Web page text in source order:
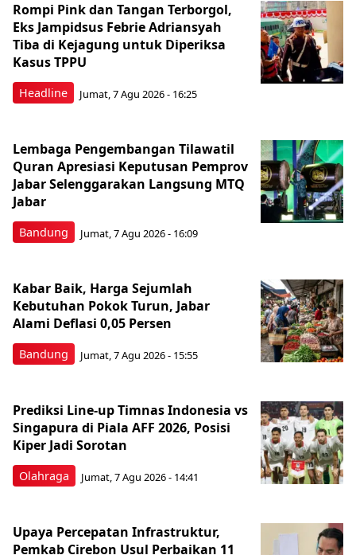
Headline
Rompi Pink dan Tangan Terborgol,
Eks Jampidsus Febrie Adriansyah
Tiba di Kejagung untuk Diperiksa
Kasus TPPU
Jumat, 7 Agu 2026 - 16:25
Bandung
Lembaga Pengembangan Tilawatil
Quran Apresiasi Keputusan Pemprov
Jabar Selenggarakan Langsung MTQ
Jabar
Jumat, 7 Agu 2026 - 16:09
Bandung
Kabar Baik, Harga Sejumlah
Kebutuhan Pokok Turun, Jabar
Alami Deflasi 0,05 Persen
Jumat, 7 Agu 2026 - 15:55
Olahraga
Prediksi Line-up Timnas Indonesia vs
Singapura di Piala AFF 2026, Posisi
Kiper Jadi Sorotan
Jumat, 7 Agu 2026 - 14:41
Upaya Percepatan Infrastruktur,
Pemkab Cirebon Usul Perbaikan 11